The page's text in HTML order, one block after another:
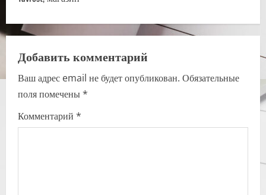
t
n
a
v
i
g
Добавить комментарий
Ваш адрес email не будет опубликован. Обязательные
поля помечены*
Комментарий *